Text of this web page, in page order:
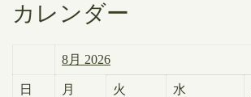
カレンダー
8月 2026
日 月 火 水